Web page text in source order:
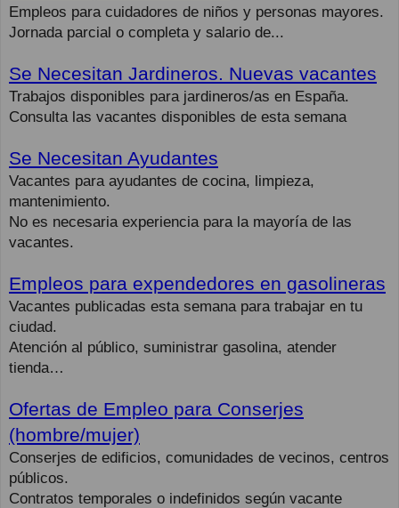
Empleos para cuidadores de niños y personas mayores.
Jornada parcial o completa y salario de...
Se Necesitan Jardineros. Nuevas vacantes
Trabajos disponibles para jardineros/as en España.
Consulta las vacantes disponibles de esta semana
Se Necesitan Ayudantes
Vacantes para ayudantes de cocina, limpieza,
mantenimiento.
No es necesaria experiencia para la mayoría de las
vacantes.
Empleos para expendedores en gasolineras
Vacantes publicadas esta semana para trabajar en tu
ciudad.
Atención al público, suministrar gasolina, atender
tienda…
Ofertas de Empleo para Conserjes
(hombre/mujer)
Conserjes de edificios, comunidades de vecinos, centros
públicos.
Contratos temporales o indefinidos según vacante